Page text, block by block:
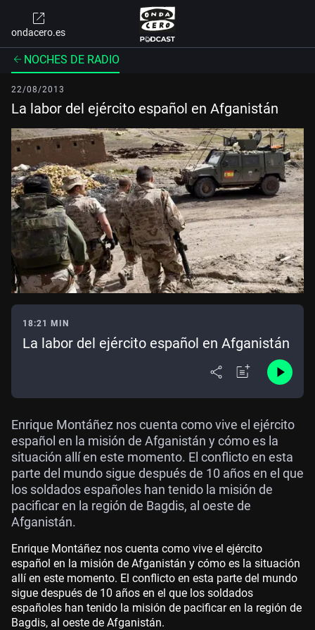
ondacero.es
NOCHES DE RADIO
22/08/2013
La labor del ejército español en Afganistán
18:21 MIN
La labor del ejército español en Afganistán
Enrique Montáñez nos cuenta como vive el ejército
español en la misión de Afganistán y cómo es la
situación allí en este momento. El conflicto en esta
parte del mundo sigue después de 10 años en el que
los soldados españoles han tenido la misión de
pacificar en la región de Bagdis, al oeste de
Afganistán.
Enrique Montáñez nos cuenta como vive el ejército
español en la misión de Afganistán y cómo es la situación
allí en este momento. El conflicto en esta parte del mundo
sigue después de 10 años en el que los soldados
españoles han tenido la misión de pacificar en la región de
Bagdis, al oeste de Afganistán.